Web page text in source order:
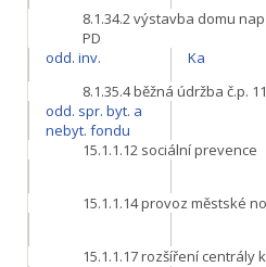
8.1.34.2výstavba domu
PD
odd. inv.
Ka
8.1.35.4běžná údržba č.p.
odd. spr. byt. a
nebyt. fondu
15.1.1.12 sociální prevence
15.1.1.14provoz městské
15.1.1.17rozšíření centrály